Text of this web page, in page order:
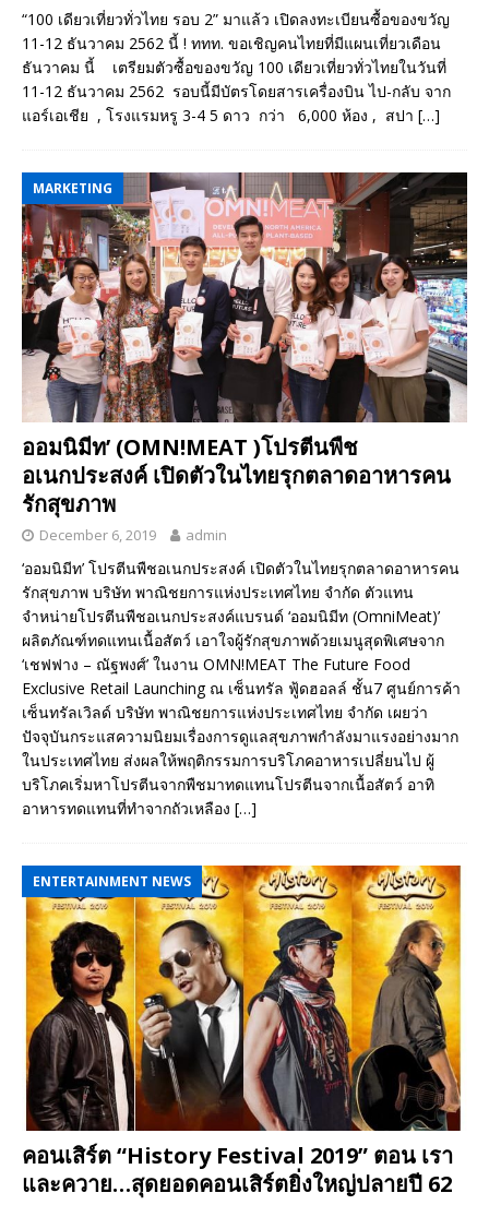
“100 เดียวเที่ยวทั่วไทย รอบ 2” มาแล้ว เปิดลงทะเบียนซื้อของขวัญ
11-12 ธันวาคม 2562 นี้ ! ททท. ขอเชิญคนไทยที่มีแผนเที่ยวเดือน
ธันวาคม นี้ เตรียมตัวซื้อของขวัญ 100 เดียวเที่ยวทั่วไทยในวันที่
11-12 ธันวาคม 2562 รอบนี้มีบัตรโดยสารเครื่องบิน ไป-กลับ จาก
แอร์เอเชีย , โรงแรมหรู 3-4 5 ดาว กว่า 6,000 ห้อง , สปา […]
MARKETING
ออมนิมีท’ (OMN!MEAT )โปรตีนพืช
อเนกประสงค์ เปิดตัวในไทยรุกตลาดอาหารคน
รักสุขภาพ
December 6, 2019 admin
‘ออมนิมีท’ โปรตีนพืชอเนกประสงค์ เปิดตัวในไทยรุกตลาดอาหารคน
รักสุขภาพ บริษัท พาณิชยการแห่งประเทศไทย จำกัด ตัวแทน
จำหน่ายโปรตีนพืชอเนกประสงค์แบรนด์ ‘ออมนิมีท (OmniMeat)’
ผลิตภัณฑ์ทดแทนเนื้อสัตว์ เอาใจผู้รักสุขภาพด้วยเมนูสุดพิเศษจาก
‘เชฟฟาง – ณัฐพงศ์’ ในงาน OMN!MEAT The Future Food
Exclusive Retail Launching ณ เซ็นทรัล ฟู้ดฮอลล์ ชั้น7 ศูนย์การค้า
เซ็นทรัลเวิลด์ บริษัท พาณิชยการแห่งประเทศไทย จำกัด เผยว่า
ปัจจุบันกระแสความนิยมเรื่องการดูแลสุขภาพกำลังมาแรงอย่างมาก
ในประเทศไทย ส่งผลให้พฤติกรรมการบริโภคอาหารเปลี่ยนไป ผู้
บริโภคเริ่มหาโปรตีนจากพืชมาทดแทนโปรตีนจากเนื้อสัตว์ อาทิ
อาหารทดแทนที่ทำจากถัวเหลือง […]
ENTERTAINMENT NEWS
คอนเสิร์ต “History Festival 2019” ตอน เรา
และควาย…สุดยอดคอนเสิร์ตยิ่งใหญ่ปลายปี 62